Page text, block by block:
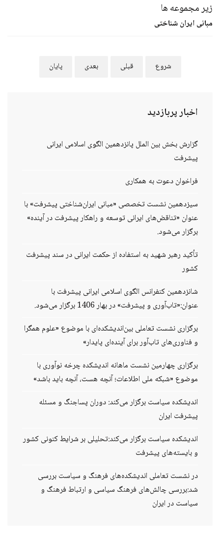
زیر مجموعه ها
مبانی ایران شناختی
شروع قبلی بعدی پایان
اخبارپربازدید
گزارش بخش بین الملل پانزدهمین الگوی اسلامی ایرانی
پیشرفت
فراخوان دعوت به همکاری
سیزدهمین نشست تخصصی «مبانی ایران‌شناختی پیشرفت» با
عنوان «تناقض‌های ایرانی توسعه و راهکار پیشرفت در آینده»
برگزار می‌شود.
تأکید رهبر شهید به استفاده از حکمت ایرانی در سند پیشرفت
کشور
شانزدهمین کنفرانس الگوی اسلامی ایرانی پیشرفت با
عنوان:«تاب‌آوری و پیشرفت» در بهار 1406 برگزار می‌شود.
برگزاری نشست تعاملی بین‌اندیشکده‌ای با موضوع «علوم همگرا
و فناوری‌های تاب‌آور برای آینده‌ای پایدار»
برگزاری چهارمین نشست ماهانه اندیشکده چرخه نوآوری با
موضوع «شبکه ملی اطلاعات؛ آنچه هست، آنچه باید باشد»
اندیشکده سیاست برگزار می‌کند: دوران پساجنگ و مسئله
پیشرفت ایران
اندیشکده سیاست برگزار می‌کند:تحلیلی بر شرایط کنونی کشور
و بایسته‌های پیشرفت
در نشست تعاملی اندیشکده‌های فرهنگ و سیاست بررسی
شد:بررسی چالش‌های فرهنگ سیاسی و ارتباط فرهنگ و
سیاست در ایران